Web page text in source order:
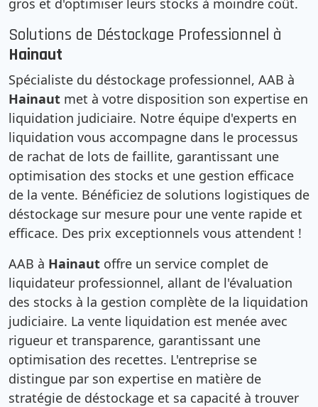
Solutions de Déstockage Professionnel à
Hainaut
Spécialiste du déstockage professionnel, AAB à
Hainaut met à votre disposition son expertise en
liquidation judiciaire. Notre équipe d'experts en
liquidation vous accompagne dans le processus
de rachat de lots de faillite, garantissant une
optimisation des stocks et une gestion efficace
de la vente. Bénéficiez de solutions logistiques de
déstockage sur mesure pour une vente rapide et
efficace. Des prix exceptionnels vous attendent !
AAB à Hainaut offre un service complet de
liquidateur professionnel, allant de l'évaluation
des stocks à la gestion complète de la liquidation
judiciaire. La vente liquidation est menée avec
rigueur et transparence, garantissant une
optimisation des recettes. L'entreprise se
distingue par son expertise en matière de
stratégie de déstockage et sa capacité à trouver